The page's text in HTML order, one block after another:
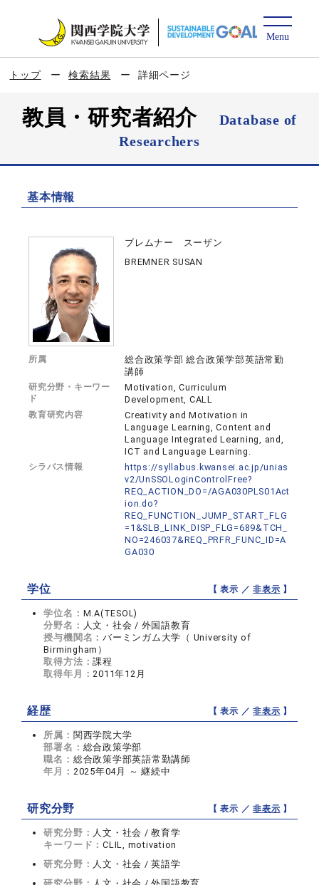
トップ 検索結果 詳細ページ
教員・研究者紹介
Database of
Researchers
基本情報
ブレムナー スーザン
BREMNER SUSAN
所属
総合政策学部 総合政策学部英語常勤
講師
研究分野・キーワー
ド
Motivation, Curriculum
Development, CALL
教育研究内容
Creativity and Motivation in
Language Learning, Content and
Language Integrated Learning, and,
ICT and Language Learning.
シラバス情報
https://syllabus.kwansei.ac.jp/unias
v2/UnSSOLoginControlFree?
REQ_ACTION_DO=/AGA030PLS01Act
ion.do?
REQ_FUNCTION_JUMP_START_FLG
=1&SLB_LINK_DISP_FLG=689&TCH_
NO=246037&REQ_PRFR_FUNC_ID=A
GA030
学位 【 表示 ／非表示 】
学位名： M.A(TESOL)
分野名： 人文・社会 / 外国語教育
授与機関名：バーミンガム大学（ University of
Birmingham）
取得方法：課程
取得年月：2011年12月
経歴 【 表示 ／非表示 】
所属： 関西学院大学
部署名： 総合政策学部
職名： 総合政策学部英語常勤講師
年月： 2025年04月 ～ 継続中
研究分野 【 表示 ／非表示 】
研究分野： 人文・社会 / 教育学
キーワード：CLIL, motivation
研究分野： 人文・社会 / 英語学